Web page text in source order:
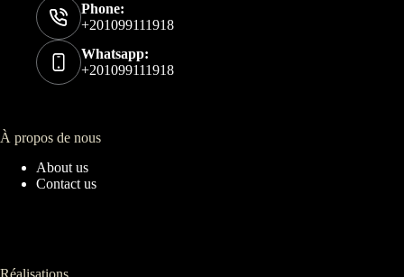
Phone:
+201099111918
Whatsapp:
+201099111918
À propos de nous
About us
Contact us
Réalisations